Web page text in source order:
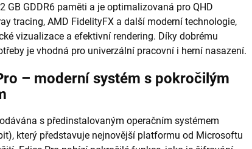
GB GDDR6 paměti a je optimalizovaná pro QHD
tracing, AMD FidelityFX a další moderní technologie,
vizualizace a efektivní rendering. Díky dobrému
je vhodná pro univerzální pracovní i herní nasazení.
– moderní systém s pokročilým
s předinstalovaným operačním systémem
který představuje nejnovější platformu od Microsoftu